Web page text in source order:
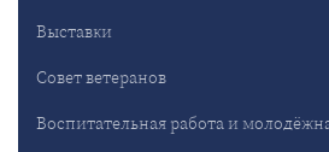
Выставки
Совет ветеранов
Воспитательная работа и